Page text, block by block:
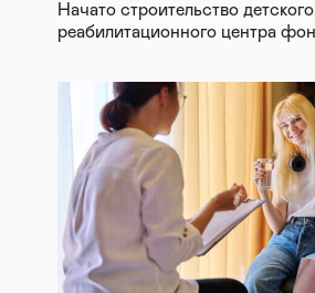
Начато строительство детского
реабилитационного центра